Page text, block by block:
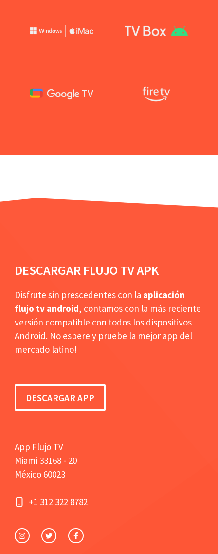
DESCARGAR FLUJO TV APK
Disfrute sin prescedentes con la aplicación
flujo tv android, contamos con la más reciente
versión compatible con todos los dispositivos
Android. No espere y pruebe la mejor app del
mercado latino!
DESCARGAR APP
App Flujo TV
Miami 33168 - 20
México 60023
+1 312 322 8782